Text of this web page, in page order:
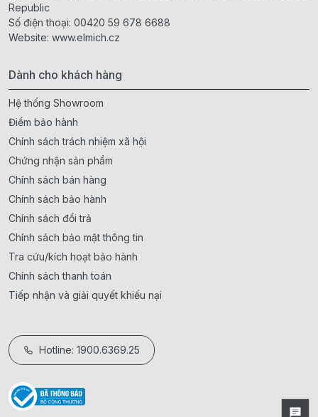
Republic
Số điện thoại: 00420 59 678 6688
Website: www.elmich.cz
Dành cho khách hàng
Hệ thống Showroom
Điểm bảo hành
Chính sách trách nhiệm xã hội
Chứng nhận sản phẩm
Chính sách bán hàng
Chính sách bảo hành
Chính sách đổi trả
Chính sách bảo mật thông tin
Tra cứu/kích hoạt bảo hành
Chính sách thanh toán
Tiếp nhận và giải quyết khiếu nại
Hotline: 1900.6369.25